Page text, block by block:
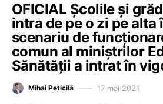
OFICIAL Școlile și
intra de pe o zi pe alta
scenariu de
comun al miniștrilor
Sănătății a intrat în
Mihai Peticilă 17 mai 2021